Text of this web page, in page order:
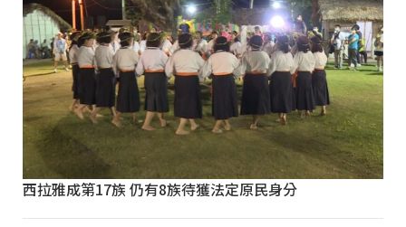
西拉雅成第17族 仍有8族待獲法定原民身分